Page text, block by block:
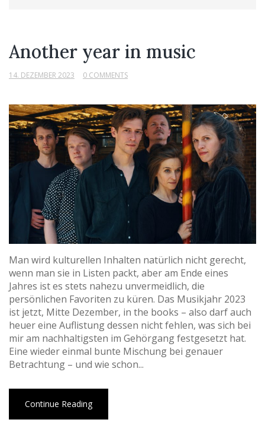
Another year in music
14. DEZEMBER 2023 0 COMMENTS
Man wird kulturellen Inhalten natürlich nicht gerecht,
wenn man sie in Listen packt, aber am Ende eines
Jahres ist es stets nahezu unvermeidlich, die
persönlichen Favoriten zu küren. Das Musikjahr 2023
ist jetzt, Mitte Dezember, in the books – also darf auch
heuer eine Auflistung dessen nicht fehlen, was sich bei
mir am nachhaltigsten im Gehörgang festgesetzt hat.
Eine wieder einmal bunte Mischung bei genauer
Betrachtung – und wie schon...
Continue Reading